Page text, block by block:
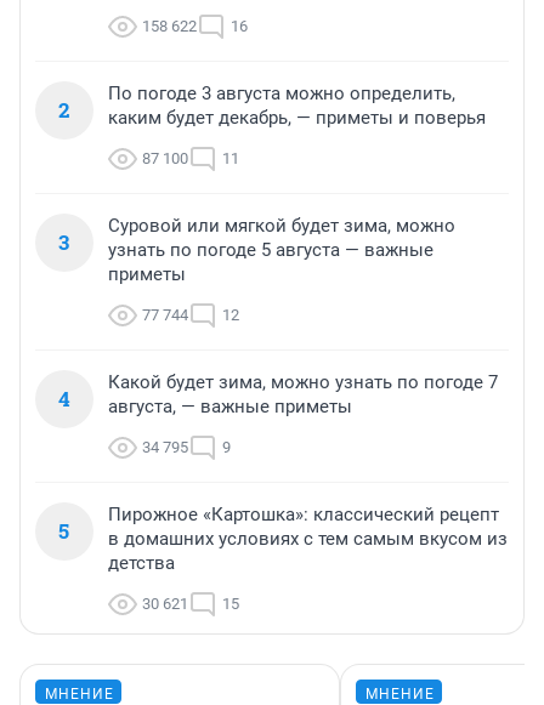
158 622 16
2
По погоде 3 августа можно определить,
каким будет декабрь, — приметы и поверья
87 100 11
3
Суровой или мягкой будет зима, можно
узнать по погоде 5 августа — важные
приметы
77 744 12
4
Какой будет зима, можно узнать по погоде 7
августа, — важные приметы
34 795 9
5
Пирожное «Картошка»: классический рецепт
в домашних условиях с тем самым вкусом из
детства
30 621 15
МНЕНИЕ МНЕНИЕ